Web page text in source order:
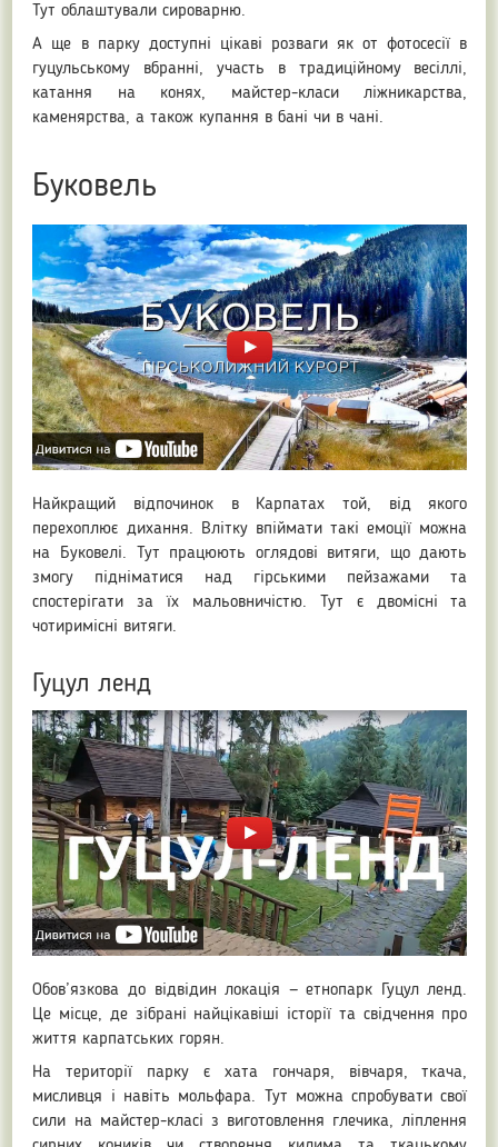
Тут облаштували сироварню.
А ще в парку доступні цікаві розваги як от фотосесії в
гуцульському вбранні, участь в традиційному весіллі,
катання на конях, майстер-класи ліжникарства,
каменярства, а також купання в бані чи в чані.
Буковель
Найкращий відпочинок в Карпатах той, від якого
перехоплює дихання. Влітку впіймати такі емоції можна
на Буковелі. Тут працюють оглядові витяги, що дають
змогу підніматися над гірськими пейзажами та
спостерігати за їх мальовничістю. Тут є двомісні та
чотиримісні витяги.
Гуцул ленд
Обов’язкова до відвідин локація — етнопарк Гуцул ленд.
Це місце, де зібрані найцікавіші історії та свідчення про
життя карпатських горян.
На території парку є хата гончаря, вівчаря, ткача,
мисливця і навіть мольфара. Тут можна спробувати свої
сили на майстер-класі з виготовлення глечика, ліплення